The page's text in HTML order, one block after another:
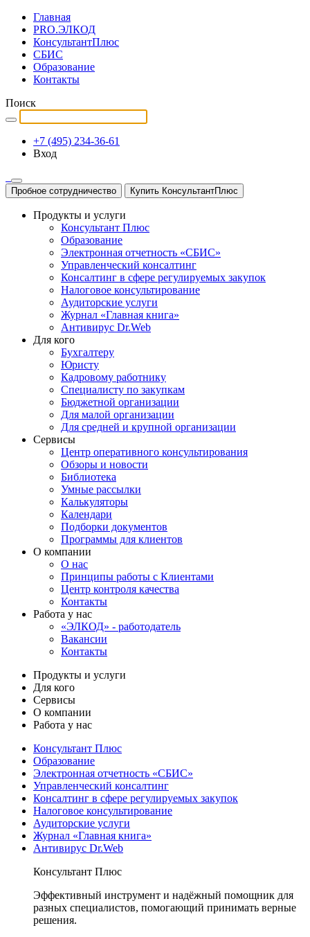
Главная
PRO.ЭЛКОД
КонсультантПлюс
СБИС
Образование
Контакты
Поиск
+7 (495) 234-36-61
Вход
Пробное сотрудничество Купить КонсультантПлюс
Продукты и услуги
Консультант Плюс
Образование
Электронная отчетность «СБИС»
Управленческий консалтинг
Консалтинг в сфере регулируемых закупок
Налоговое консультирование
Аудиторские услуги
Журнал «Главная книга»
Антивирус Dr.Web
Для кого
Бухгалтеру
Юристу
Кадровому работнику
Специалисту по закупкам
Бюджетной организации
Для малой организации
Для средней и крупной организации
Сервисы
Центр оперативного консультирования
Обзоры и новости
Библиотека
Умные рассылки
Калькуляторы
Календари
Подборки документов
Программы для клиентов
О компании
О нас
Принципы работы с Клиентами
Центр контроля качества
Контакты
Работа у нас
«ЭЛКОД» - работодатель
Вакансии
Контакты
Продукты и услуги
Для кого
Сервисы
О компании
Работа у нас
Консультант Плюс
Образование
Электронная отчетность «СБИС»
Управленческий консалтинг
Консалтинг в сфере регулируемых закупок
Налоговое консультирование
Аудиторские услуги
Журнал «Главная книга»
Антивирус Dr.Web
Консультант Плюс
Эффективный инструмент и надёжный помощник для
разных специалистов, помогающий принимать верные
решения.